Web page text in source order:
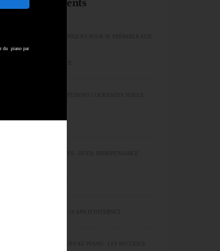
LES EXERCICES TECHNIQUES POUR SE PRÉPARER AUX
LES ERREURS ET CONFUSIONS COURANTES SUR LE
CYCLE DES QUINTES
LE CYCLE DES QUINTES : OUTIL INDISPENSABLE
50 ANS SUR TERRE ET 10 ANS D’INTERNET
EXERCICES TECHNIQUES AU PIANO : LES RECUEILS
du piano par